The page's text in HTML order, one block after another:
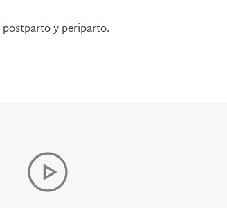
postparto y periparto.